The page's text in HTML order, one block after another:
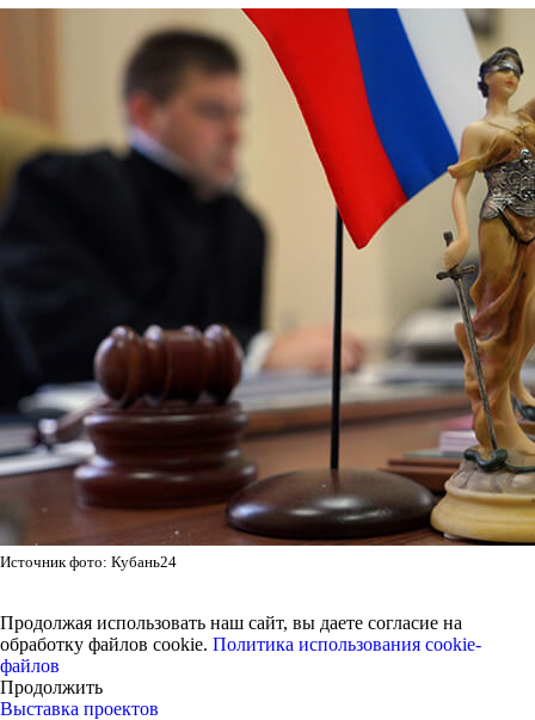
Источник фото: Кубань24
Продолжая использовать наш сайт, вы даете согласие на
обработку файлов cookie. Политика использования cookie-
файлов
Продолжить
Выставка проектов